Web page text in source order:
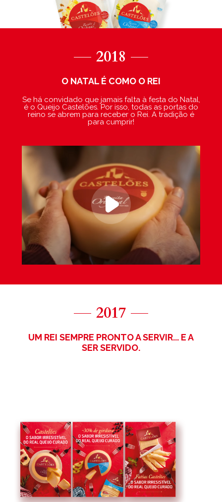
2018
O NATAL É COMO O REI
Se há convidado que jamais falta à festa do Natal,
é o Queijo Castelões. Por isso, todas as portas do
reino se abrem para receber o Rei. A tradição é
para cumprir!
2017
UM REI SEMPRE PRONTO A SERVIR... E A
SER SERVIDO.